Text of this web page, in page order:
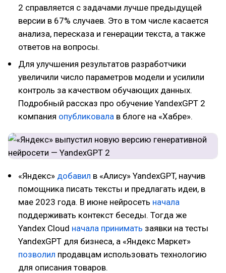
2 справляется с задачами лучше предыдущей
версии в 67% случаев. Это в том числе касается
анализа, пересказа и генерации текста, а также
ответов на вопросы.
Для улучшения результатов разработчики
увеличили число параметров модели и усилили
контроль за качеством обучающих данных.
Подробный рассказ про обучение YandexGPT 2
компания опубликовала в блоге на «Хабре».
«Яндекс» добавил в «Алису» YandexGPT, научив
помощника писать тексты и предлагать идеи, в
мае 2023 года. В июне нейросеть начала
поддерживать контекст беседы. Тогда же
Yandex Cloud начала принимать заявки на тесты
YandexGPT для бизнеса, а «Яндекс Маркет»
позволил продавцам использовать технологию
для описания товаров.